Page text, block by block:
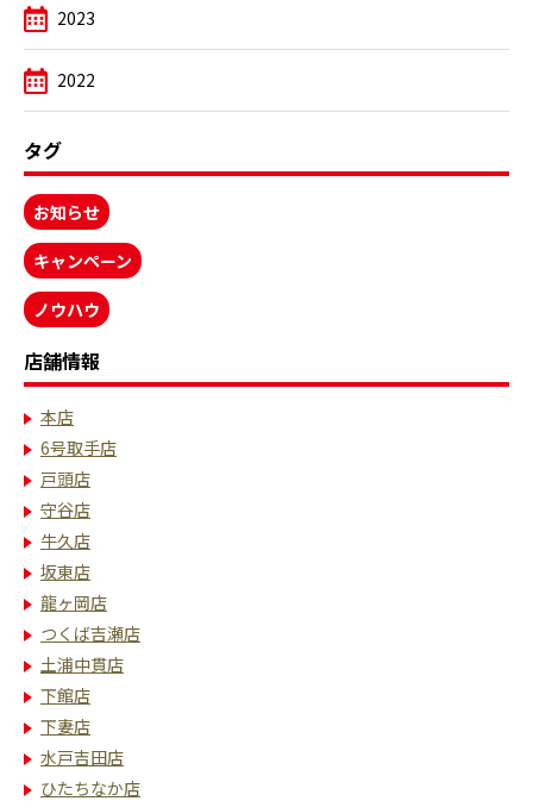
2023
2022
タグ
お知らせ
キャンペーン
ノウハウ
店舗情報
本店
6号取手店
戸頭店
守谷店
牛久店
坂東店
龍ヶ岡店
つくば吉瀬店
土浦中貫店
下館店
下妻店
水戸吉田店
ひたちなか店